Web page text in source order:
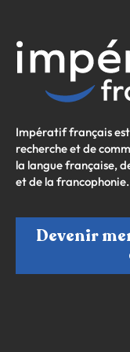
Impératif français
recherche et de
la langue française,
et de la francophonie.
Devenir